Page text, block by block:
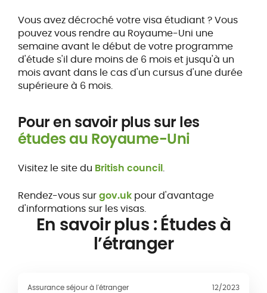
Vous avez décroché votre visa étudiant ? Vous
pouvez vous rendre au Royaume-Uni une
semaine avant le début de votre programme
d'étude s'il dure moins de 6 mois et jusqu'à un
mois avant dans le cas d'un cursus d'une durée
supérieure à 6 mois.
Pour en savoir plus sur les
études au Royaume-Uni
Visitez le site du British council.
Rendez-vous surgov.ukpour d'avantage
d'informations sur les visas.
En savoir plus : Études à
l’étranger
Assurance séjour à l'étranger 12/2023